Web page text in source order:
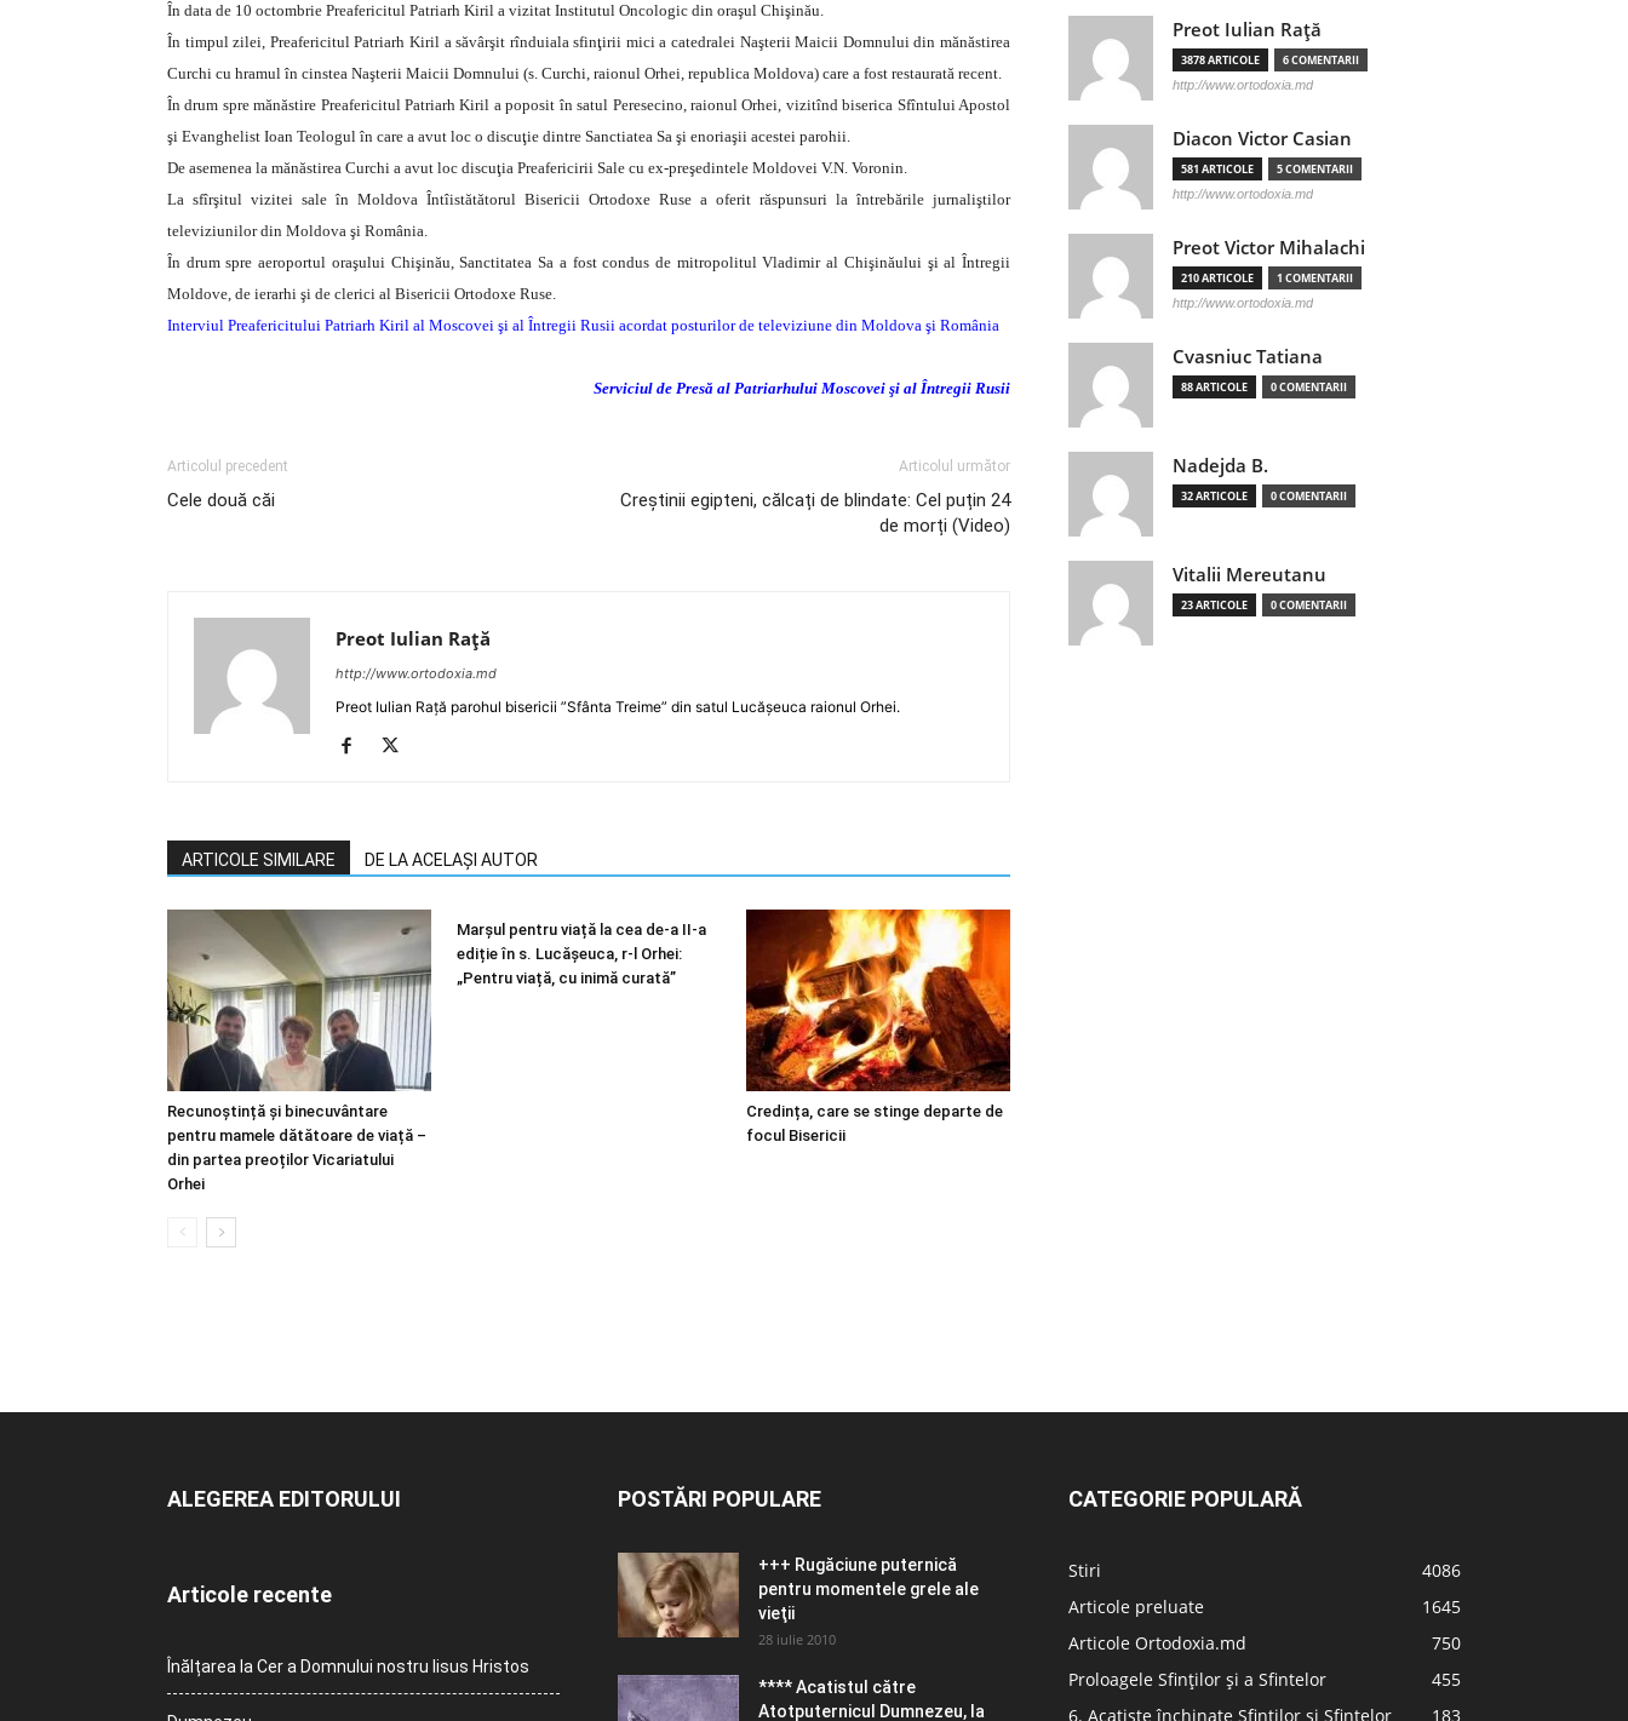
În data de 10 octombrie Preafericitul Patriarh Kiril a vizitat Institutul Oncologic din oraşul Chişinău.
În timpul zilei, Preafericitul Patriarh Kiril a săvârşit rînduiala sfinţirii mici a catedralei Naşterii Maicii Domnului din mănăstirea
Curchi cu hramul în cinstea Naşterii Maicii Domnului (s. Curchi, raionul Orhei, republica Moldova) care a fost restaurată recent.
În drum spre mănăstire Preafericitul Patriarh Kiril a poposit în satul Peresecino, raionul Orhei, vizitînd biserica Sfîntului Apostol
şi Evanghelist Ioan Teologul în care a avut loc o discuţie dintre Sanctiatea Sa şi enoriaşii acestei parohii.
De asemenea la mănăstirea Curchi a avut loc discuţia Preafericirii Sale cu ex-preşedintele Moldovei V.N. Voronin.
La sfîrşitul vizitei sale în Moldova Întîistătătorul Bisericii Ortodoxe Ruse a oferit răspunsuri la întrebările jurnaliştilor
televiziunilor din Moldova şi România.
În drum spre aeroportul oraşului Chişinău, Sanctitatea Sa a fost condus de mitropolitul Vladimir al Chişinăului şi al Întregii
Moldove, de ierarhi şi de clerici al Bisericii Ortodoxe Ruse.
Interviul Preafericitului Patriarh Kiril al Moscovei şi al Întregii Rusii acordat posturilor de televiziune din Moldova şi România
Serviciul de Presă al Patriarhului Moscovei şi al Întregii Rusii
Articolul precedent
Cele două căi
Articolul următor
Creștinii egipteni, călcați de blindate: Cel puțin 24
de morți (Video)
Preot Iulian Raţă
http://www.ortodoxia.md
Preot Iulian Rață parohul bisericii ”Sfânta Treime” din satul Lucășeuca raionul Orhei.
ARTICOLE SIMILARE DE LA ACELAȘI AUTOR
Recunoștință și binecuvântare
pentru mamele dătătoare de viață –
din partea preoților Vicariatului
Orhei
Marșul pentru viață la cea de-a II-a
ediție în s. Lucășeuca, r-l Orhei:
„Pentru viață, cu inimă curată”
Credința, care se stinge departe de
focul Bisericii
Preot Iulian Raţă
3878 ARTICOLE 6 COMENTARII
http://www.ortodoxia.md
Diacon Victor Casian
581 ARTICOLE 5 COMENTARII
http://www.ortodoxia.md
Preot Victor Mihalachi
210 ARTICOLE 1 COMENTARII
http://www.ortodoxia.md
Cvasniuc Tatiana
88 ARTICOLE 0 COMENTARII
Nadejda B.
32 ARTICOLE 0 COMENTARII
Vitalii Mereutanu
23 ARTICOLE 0 COMENTARII
ALEGEREA EDITORULUI
Articole recente
Înălțarea la Cer a Domnului nostru Iisus Hristos
POSTĂRI POPULARE
+++ Rugăciune puternică
pentru momentele grele ale
vieţii
28 iulie 2010
**** Acatistul către
Atotputernicul Dumnezeu, la
CATEGORIE POPULARĂ
Stiri
4086
Articole preluate
1645
Articole Ortodoxia.md
750
Proloagele Sfinților și a Sfintelor
455
6. Acatiste închinate Sfinților și Sfintelor
183